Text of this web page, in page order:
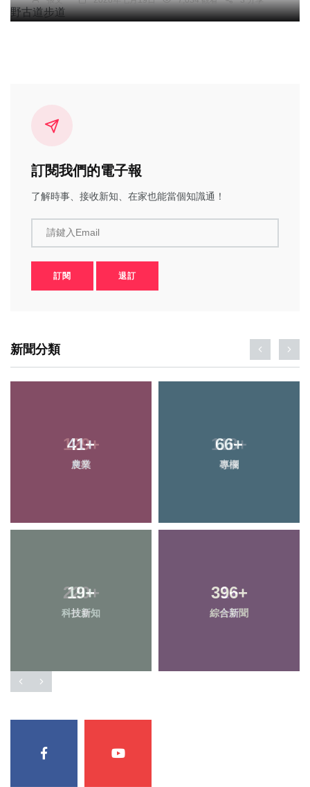
訂閱我們的電子報
了解時事、接收新知、在家也能當個知識通！
請鍵入Email
訂閱 退訂
新聞分類
41+
農業
66+
專欄
19+
科技新知
396+
綜合新聞
129+
文教
118+
健康
220+
社會
1+
大陸